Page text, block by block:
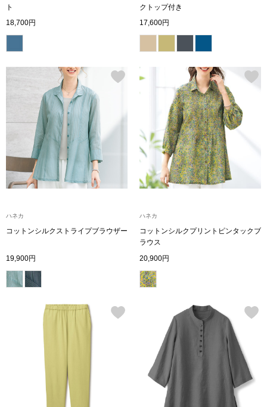
ズ
セイコー〉マウリッツハイス美術館公認フェ
ネクタイ
マフラー／ス
スカーフ／ス
手袋
ベルト
サングラス／
和装
和装小物
ト
18,700円
クトップ付き
17,600円
ハネカ
コットンシルクストライプブラウザー
19,900円
ハネカ
コットンシルクプリントピンタックブ
ラウス
20,900円